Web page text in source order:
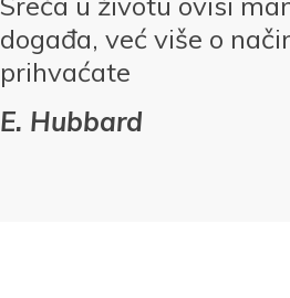
događa, već više o
prihvaćate
E. Hubbard